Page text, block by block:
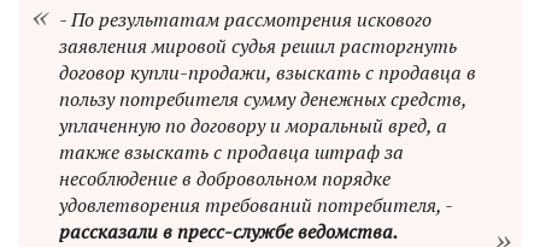
- По результатам рассмотрения искового
заявления мировой судья решил расторгнуть
договор купли-продажи, взыскать с продавца в
пользу потребителя сумму денежных средств,
уплаченную по договору и моральный вред, а
также взыскать с продавца штраф за
несоблюдение в добровольном порядке
удовлетворения требований потребителя, -
рассказали в пресс-службе ведомства.